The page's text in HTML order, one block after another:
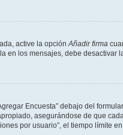
active la opciónAñadir firma
en los mensajes, debe desactivar
Encuesta” debajo del
asegurándose de que
por usuario”, el tiempo límite